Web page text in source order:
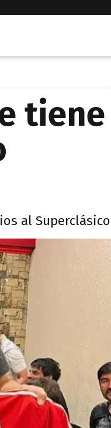
tiene
al Superclásico